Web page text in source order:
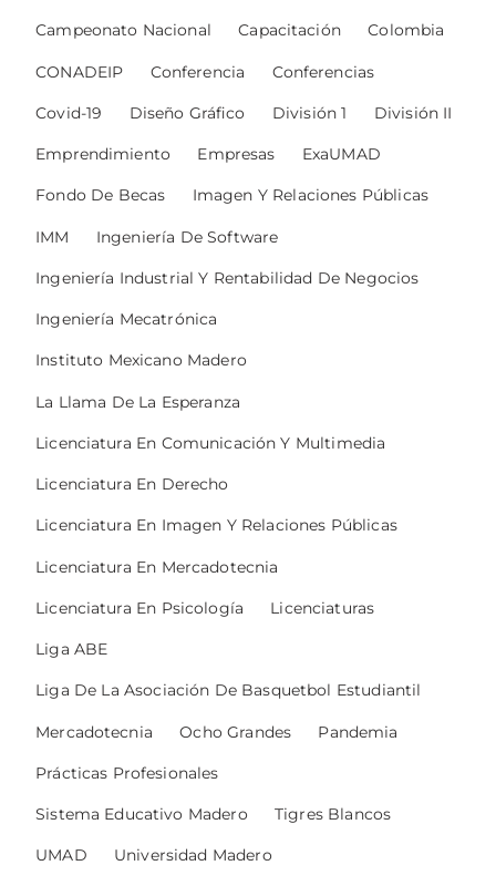
Campeonato Nacional Capacitación Colombia
CONADEIP Conferencia Conferencias
Covid-19 Diseño Gráfico División 1 División II
Emprendimiento Empresas ExaUMAD
Fondo De Becas Imagen Y Relaciones Públicas
IMM Ingeniería De Software
Ingeniería Industrial Y Rentabilidad De Negocios
Ingeniería Mecatrónica
Instituto Mexicano Madero
La Llama De La Esperanza
Licenciatura En Comunicación Y Multimedia
Licenciatura En Derecho
Licenciatura En Imagen Y Relaciones Públicas
Licenciatura En Mercadotecnia
Licenciatura En Psicología Licenciaturas
Liga ABE
Liga De La Asociación De Basquetbol Estudiantil
Mercadotecnia Ocho Grandes Pandemia
Prácticas Profesionales
Sistema Educativo Madero Tigres Blancos
UMAD Universidad Madero